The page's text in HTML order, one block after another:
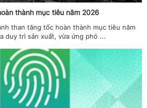
thành mục tiêu năm 2026
than tăng tốc hoàn thành mục tiêu năm
duy trì sản xuất, vừa ứng phó ...